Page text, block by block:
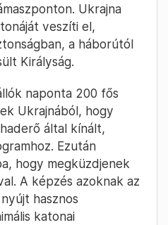
Ukrajna
veszíti el,
a háborútól
Királyság.
naponta 200 fős
Ukrajnából, hogy
által kínált,
Ezután
hogy megküzdjenek
A képzés azoknak az
hasznos
katonai